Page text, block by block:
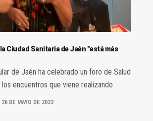
Ciudad Sanitaria de Jaén "está más
de Jaén ha celebrado un foro de Salud
encuentros que viene realizando
DE MAYO DE 2022